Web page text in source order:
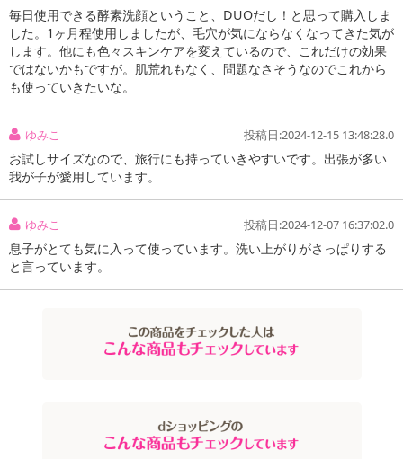
シルト、シルク、ザイモモナス培養エキス、ハチミツエキス、サッカロミセスセレビシアエエ
キス、サッカロミセス／デイリリー花発酵液、サッカロミセス／ハトムギ種子発酵液、サトザ
クラ花エキス、酒粕エキス、コメ発酵液、チャ葉エキス、アーチチョーク葉エキス、グリチル
リチン酸2K、セラミドNG、セラミドAP、セラミドNP、セラミドEOP、セラミドAG、コーンス
ターチ、フィトステロールズ、水添レシチン、グレープフルーツ果皮油、レモン果皮油、オレ
ンジ果皮油、ライム油、ローマカミツレ花油、ラウリン酸、グリセリン、BG、水、ラウリン酸
Na、ラウリン酸K、ステアリン酸、デキストランヒドロキシプロピルトリモニウムクロリド、
ヒドロキシプロピルメチルセルロース、パルミチン酸Na、パルミチン酸K、マルトデキストリ
ン、リン酸K、リン酸2Na
注意事項
お申込みの際は 「商品情報」に記載されている「注意事項」を
【キャンセルについて】
※お申込み後のキャンセルはお受けできません。
の掲載画像や画像内のバーコードなど、お届け商品と多少異なる場
合がございます。
毎日使用できる酵素洗顔ということ、DUOだし！と思って購入しま
した。1ヶ月程使用しましたが、毛穴が気にならなくなってきた気が
します。他にも色々スキンケアを変えているので、これだけの効果
ではないかもですが。肌荒れもなく、問題なさそうなのでこれから
も使っていきたいな。
ゆみこ 投稿日:2024-12-15 13:48:28.0
お試しサイズなので、旅行にも持っていきやすいです。出張が多い
我が子が愛用しています。
ゆみこ 投稿日:2024-12-07 16:37:02.0
息子がとても気に入って使っています。洗い上がりがさっぱりする
と言っています。